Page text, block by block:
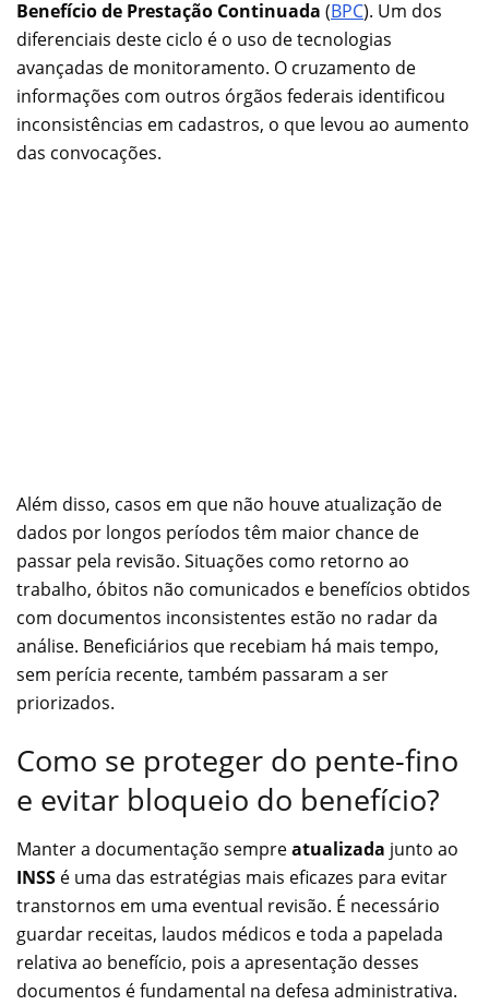
Benefício de Prestação Continuada (BPC). Um dos
diferenciais deste ciclo é o uso de tecnologias
avançadas de monitoramento. O cruzamento de
informações com outros órgãos federais identificou
inconsistências em cadastros, o que levou ao aumento
das convocações.
Além disso, casos em que não houve atualização de
dados por longos períodos têm maior chance de
passar pela revisão. Situações como retorno ao
trabalho, óbitos não comunicados e benefícios obtidos
com documentos inconsistentes estão no radar da
análise. Beneficiários que recebiam há mais tempo,
sem perícia recente, também passaram a ser
priorizados.
Como se proteger do pente-fino
e evitar bloqueio do benefício?
Manter a documentação sempreatualizada junto ao
INSS é uma das estratégias mais eficazes para evitar
transtornos em uma eventual revisão. É necessário
guardar receitas, laudos médicos e toda a papelada
relativa ao benefício, pois a apresentação desses
documentos é fundamental na defesa administrativa.